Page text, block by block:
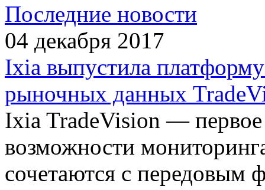
Последние новости
04 декабря 2017
Ixia выпустила
рыночных данных
Ixia TradeVision — первое
возможности
сочетаются с передовым